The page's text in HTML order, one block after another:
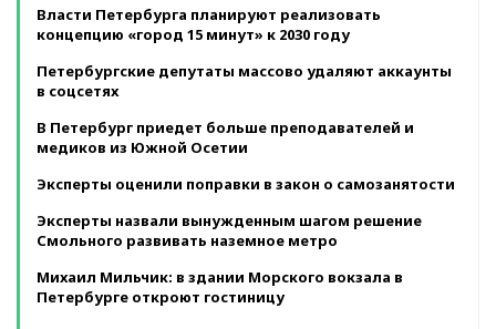
Власти Петербурга планируют реализовать
концепцию «город 15 минут» к 2030 году
Петербургские депутаты массово удаляют аккаунты
в соцсетях
В Петербург приедет больше преподавателей и
медиков из Южной Осетии
Эксперты оценили поправки в закон о самозанятости
Эксперты назвали вынужденным шагом решение
Смольного развивать наземное метро
Михаил Мильчик: в здании Морского вокзала в
Петербурге откроют гостиницу